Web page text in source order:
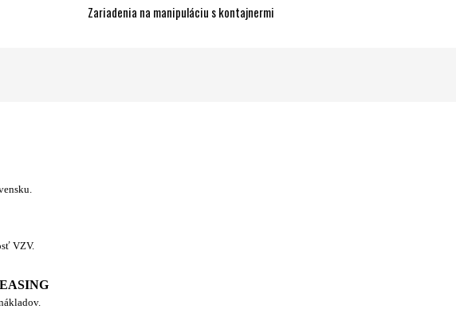
Zariadenia na manipuláciu s kontajnermi
VZV.